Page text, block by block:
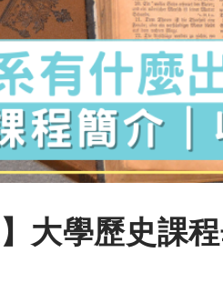
】大學歷史課